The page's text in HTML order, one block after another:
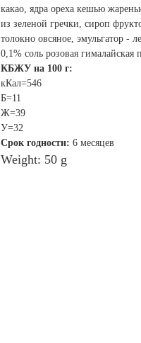
какао, ядра ореха кешью
из зеленой гречки, сироп
толокно овсяное, эмульгатор -
0,1% соль розовая
КБЖУ на 100 г:
кКал=546
Б=11
Ж=39
У=32
Срок годности: 6 месяцев
Weight: 50 g